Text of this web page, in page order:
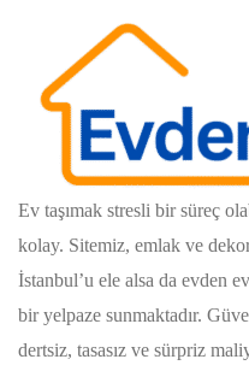
Ev taşımak stresli bir süreç
kolay. Sitemiz, emlak ve
İstanbul’u ele alsa da evden
bir yelpaze sunmaktadır.
dertsiz, tasasız ve sürpriz